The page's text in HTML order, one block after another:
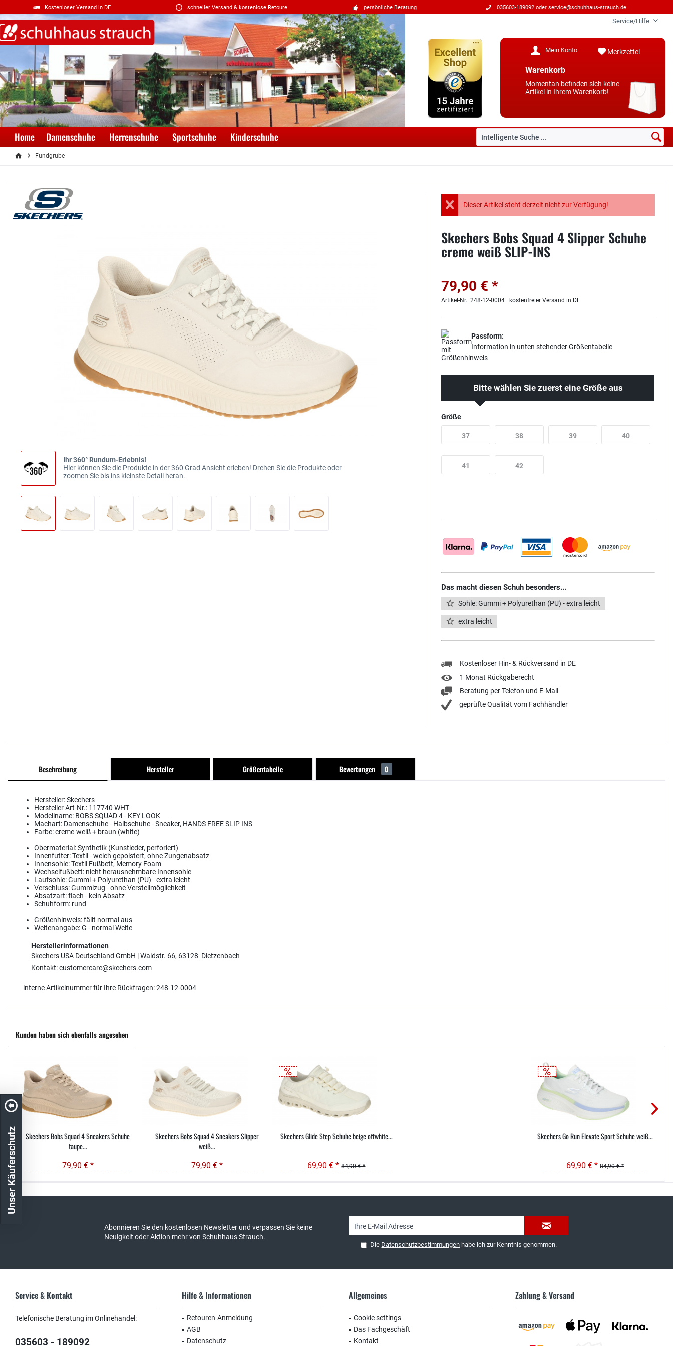
Kostenloser Versand in DE schneller Versand & kostenlose Retoure persönliche Beratung 035603-189092 oder service@schuhhaus-strauch.de
Service/Hilfe
Merkzettel
Mein Konto
Warenkorb
Momentan befinden sich keine
Artikel in Ihrem Warenkorb!
Home Damenschuhe Herrenschuhe Sportschuhe Kinderschuhe
Fundgrube
Ihr 360° Rundum-Erlebnis!
Hier können Sie die Produkte in der 360 Grad Ansicht erleben! Drehen Sie die Produkte oder
zoomen Sie bis ins kleinste Detail heran.
Dieser Artikel steht derzeit nicht zur Verfügung!
Skechers Bobs Squad 4 Slipper Schuhe
creme weiß SLIP-INS
79,90 € *
Artikel-Nr.: 248-12-0004 | kostenfreier Versand in DE
Passform:
Information in unten stehender Größentabelle
Bitte wählen Sie zuerst eine Größe aus
Größe
37 38 39 40
41 42
Das macht diesen Schuh besonders...
Sohle: Gummi + Polyurethan (PU) - extra leicht
extra leicht
Kostenloser Hin- & Rückversand in DE
1 Monat Rückgaberecht
Beratung per Telefon und E-Mail
geprüfte Qualität vom Fachhändler
Beschreibung Hersteller Größentabelle Bewertungen 0
Hersteller:Skechers
Hersteller Art-Nr.: 117740 WHT
Modellname: BOBS SQUAD 4 - KEY LOOK
Machart: Damenschuhe - Halbschuhe - Sneaker, HANDS FREE SLIP INS
Farbe:creme-weiß + braun (white)
Obermaterial:Synthetik (Kunstleder, perforiert)
Innenfutter:Textil - weich gepolstert, ohne Zungenabsatz
Innensohle:Textil Fußbett, Memory Foam
Wechselfußbett: nicht herausnehmbare Innensohle
Laufsohle:Gummi + Polyurethan (PU) - extra leicht
Verschluss:Gummizug - ohne Verstellmöglichkeit
Absatzart:flach - kein Absatz
Schuhform: rund
Größenhinweis:fällt normal aus
Weitenangabe:G - normal Weite
Herstellerinformationen
Skechers USA Deutschland GmbH | Waldstr. 66, 63128 Dietzenbach
Kontakt: customercare@skechers.com
interne Artikelnummer für Ihre Rückfragen: 248-12-0004
Kunden haben sich ebenfalls angesehen
Skechers Bobs Squad 4 Sneakers Schuhe
taupe...
79,90 € *
Skechers Bobs Squad 4 Sneakers Slipper
weiß...
79,90 € *
Skechers Glide Step Schuhe beige offwhite...
69,90 € * 84,90 € *
Skechers Go Run Elevate Sport Schuhe weiß...
69,90 € * 84,90 € *
Abonnieren Sie den kostenlosen Newsletter und verpassen Sie keine
Neuigkeit oder Aktion mehr von Schuhhaus Strauch.
Die Datenschutzbestimmungen habe ich zur Kenntnis genommen.
Service & Kontakt
Telefonische Beratung im Onlinehandel:
035603 - 189092
Hilfe & Informationen
Retouren-Anmeldung
AGB
Datenschutz
Allgemeines
Cookie settings
Das Fachgeschäft
Kontakt
Zahlung & Versand
Unser Käuferschutz